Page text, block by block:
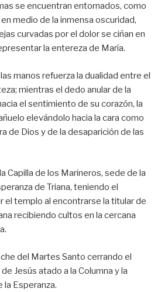
se encuentran entornados, como
medio de la inmensa oscuridad,
curvadas por el dolor se ciñan en
la entereza de María.
manos refuerza la dualidad entre el
mientras el dedo anular de la
el sentimiento de su corazón, la
elevándolo hacia la cara como
de Dios y de la desaparición de las
Capilla de los Marineros, sede de la
de Triana, teniendo el
el templo al encontrarse la titular de
recibiendo cultos en la cercana
del Martes Santo cerrando el
Jesús atado a la Columna y la
la Esperanza.